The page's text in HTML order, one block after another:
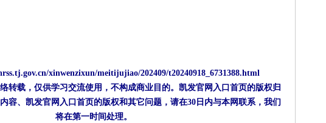
xinwenzixun/meitijujiao/202409/t20240918_6731388.html
转载，仅供学习交流使用，不构成商业目的。凯发官网入口首页的版权归
容、凯发官网入口首页的版权和其它问题，请在30日内与本网联系，我们
将在第一时间处理。